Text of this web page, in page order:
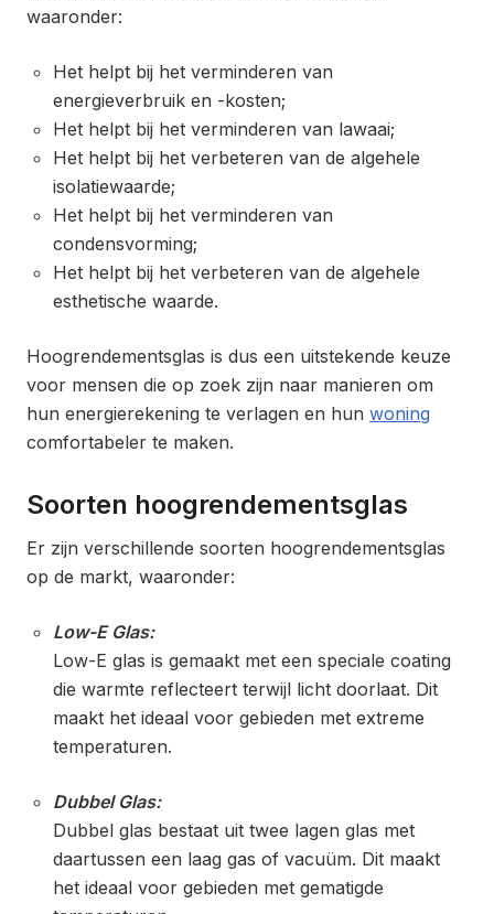
waaronder:
Het helpt bij het verminderen van
energieverbruik en -kosten;
Het helpt bij het verminderen van lawaai;
Het helpt bij het verbeteren van de algehele
isolatiewaarde;
Het helpt bij het verminderen van
condensvorming;
Het helpt bij het verbeteren van de algehele
esthetische waarde.
Hoogrendementsglas is dus een uitstekende keuze
voor mensen die op zoek zijn naar manieren om
hun energierekening te verlagen en hun woning
comfortabeler te maken.
Soorten hoogrendementsglas
Er zijn verschillende soorten hoogrendementsglas
op de markt, waaronder:
Low-E Glas:
Low-E glas is gemaakt met een speciale coating
die warmte reflecteert terwijl licht doorlaat. Dit
maakt het ideaal voor gebieden met extreme
temperaturen.
Dubbel Glas:
Dubbel glas bestaat uit twee lagen glas met
daartussen een laag gas of vacuüm. Dit maakt
het ideaal voor gebieden met gematigde